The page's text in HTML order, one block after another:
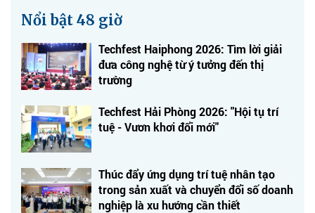
Nổi bật 48 giờ
Techfest Haiphong 2026: Tìm lời giải
đưa công nghệ từ ý tưởng đến thị
trường
Techfest Hải Phòng 2026: "Hội tụ trí
tuệ - Vươn khơi đổi mới"
Thúc đẩy ứng dụng trí tuệ nhân tạo
trong sản xuất và chuyển đổi số doanh
nghiệp là xu hướng cần thiết